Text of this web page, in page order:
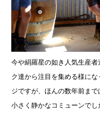
今や絹羅星の如き人気生産
ク達から注目を集める様に
ジですが、ほんの数年前ま
小さく静かなコミューンでし